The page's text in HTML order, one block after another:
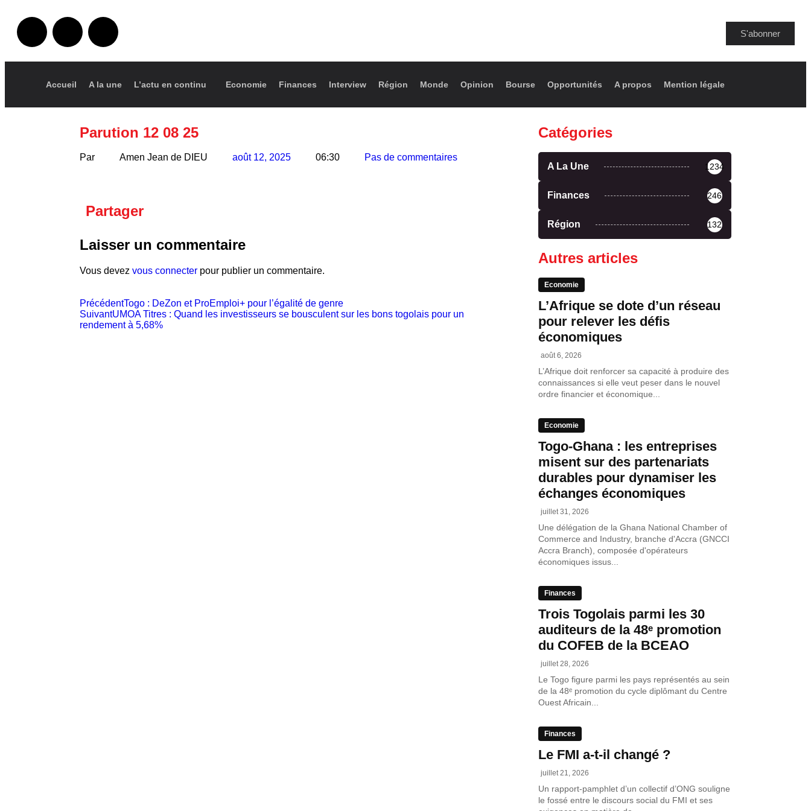
S'abonner
Accueil A la une L’actu en continu Economie Finances Interview Région Monde Opinion Bourse Opportunités A propos Mention légale
Parution 12 08 25
Par Amen Jean de DIEU août 12, 2025 06:30 Pas de commentaires
Partager
Laisser un commentaire
Vous devez vous connecter pour publier un commentaire.
PrécédentTogo : DeZon et ProEmploi+ pour l’égalité de genre
SuivantUMOA Titres : Quand les investisseurs se bousculent sur les bons togolais pour un
rendement à 5,68%
Catégories
A La Une 1234
Finances 246
Région 132
Autres articles
Economie
L’Afrique se dote d’un réseau
pour relever les défis
économiques
août 6, 2026
L’Afrique doit renforcer sa capacité à produire des
connaissances si elle veut peser dans le nouvel
ordre financier et économique...
Economie
Togo-Ghana : les entreprises
misent sur des partenariats
durables pour dynamiser les
échanges économiques
juillet 31, 2026
Une délégation de la Ghana National Chamber of
Commerce and Industry, branche d'Accra (GNCCI
Accra Branch), composée d'opérateurs
économiques issus...
Finances
Trois Togolais parmi les 30
auditeurs de la 48ᵉ promotion
du COFEB de la BCEAO
juillet 28, 2026
Le Togo figure parmi les pays représentés au sein
de la 48ᵉ promotion du cycle diplômant du Centre
Ouest Africain...
Finances
Le FMI a-t-il changé ?
juillet 21, 2026
Un rapport-pamphlet d’un collectif d’ONG souligne
le fossé entre le discours social du FMI et ses